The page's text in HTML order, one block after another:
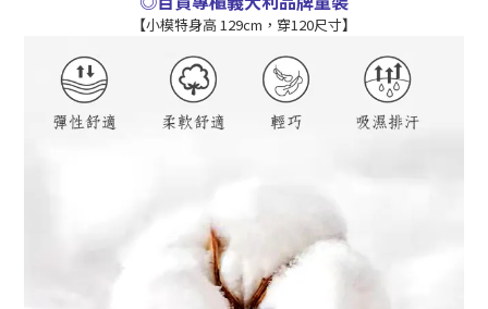
【小模特身高 129cm，穿120尺寸】